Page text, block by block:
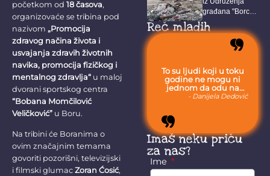
početkom od 18 časova,
organizovaće se tribina pod
nazivom „Promocija
zdravog načina života i
usvajanja zdravih životnih
navika, promocija fizičkog i
mentalnog zdravlja“ u maloj
dvorani sportskog centra
“Bobana Momčilović
Veličković” u Boru.
Na tribini će Boranima o
ovim značajnim temama
govoriti pozorišni, televizijski
i filmski glumac Zoran Ćosić,
građana Bora
građana "Borci
za Bor“ ponovo
je...
Reč mladih
To su ljudi koji u toku
godine ne mogu ni
jednom da odu na
more, jer moraju da
- Danijela Dedović
Imaš neku priču
za nas?
Ime